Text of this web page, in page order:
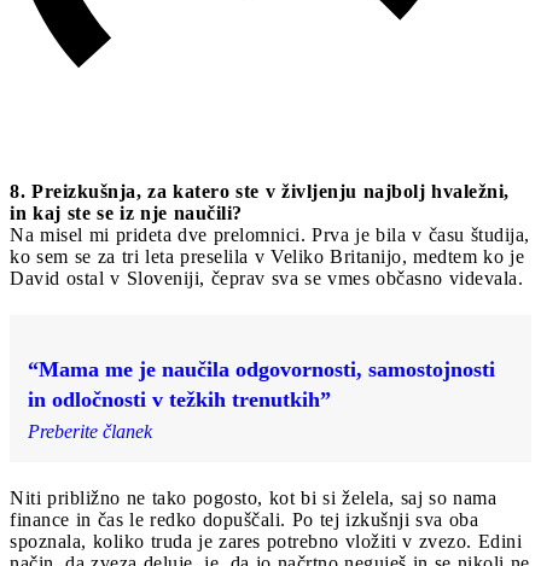
8. Preizkušnja, za katero ste v življenju najbolj hvaležni,
in kaj ste se iz nje naučili?
Na misel mi prideta dve prelomnici. Prva je bila v času študija,
ko sem se za tri leta preselila v Veliko Britanijo, medtem ko je
David ostal v Sloveniji, čeprav sva se vmes občasno videvala.
“Mama me je naučila odgovornosti, samostojnosti
in odločnosti v težkih trenutkih”
Preberite članek
Niti približno ne tako pogosto, kot bi si želela, saj so nama
finance in čas le redko dopuščali. Po tej izkušnji sva oba
spoznala, koliko truda je zares potrebno vložiti v zvezo. Edini